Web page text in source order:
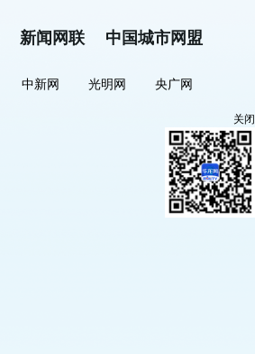
新闻网联 中国城市网盟
中新网 光明网
央广网
关闭